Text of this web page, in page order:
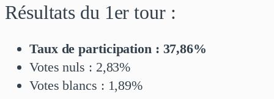
Résultats du 1er tour :
Taux de participation : 37,86%
Votes nuls : 2,83%
Votes blancs : 1,89%